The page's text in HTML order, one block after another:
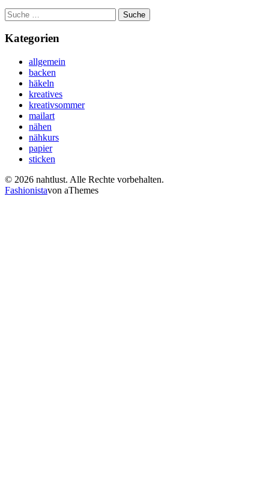
Suche
nach:
Kategorien
allgemein
backen
häkeln
kreatives
kreativsommer
mailart
nähen
nähkurs
papier
sticken
© 2026 nahtlust. Alle Rechte vorbehalten.
Fashionistavon aThemes